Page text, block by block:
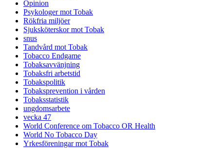
Opinion
Psykologer mot Tobak
Rökfria miljöer
Sjuksköterskor mot Tobak
snus
Tandvård mot Tobak
Tobacco Endgame
Tobaksavvänjning
Tobaksfri arbetstid
Tobakspolitik
Tobaksprevention i vården
Tobaksstatistik
ungdomsarbete
vecka 47
World Conference om Tobacco OR Health
World No Tobacco Day
Yrkesföreningar mot Tobak